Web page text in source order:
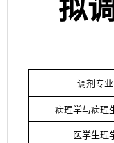
拟
调剂专业
病理学与病理
医学生理